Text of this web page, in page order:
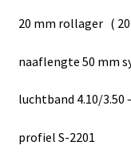
20 mm rollager ( 20
naaflengte 50 mm
luchtband 4.10/3.50
profiel S-2201